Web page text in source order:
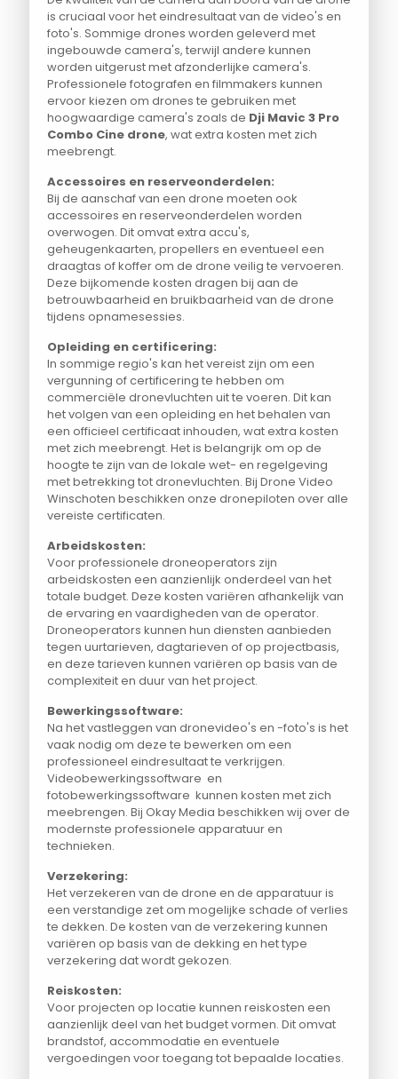
is cruciaal voor het eindresultaat van de video's en
foto's. Sommige drones worden geleverd met
ingebouwde camera's, terwijl andere kunnen
worden uitgerust met afzonderlijke camera's.
Professionele fotografen en filmmakers kunnen
ervoor kiezen om drones te gebruiken met
hoogwaardige camera's zoals de Dji Mavic 3 Pro
Combo Cine drone, wat extra kosten met zich
meebrengt.
Accessoires en reserveonderdelen:
Bij de aanschaf van een drone moeten ook
accessoires en reserveonderdelen worden
overwogen. Dit omvat extra accu's,
geheugenkaarten, propellers en eventueel een
draagtas of koffer om de drone veilig te vervoeren.
Deze bijkomende kosten dragen bij aan de
betrouwbaarheid en bruikbaarheid van de drone
tijdens opnamesessies.
Opleiding en certificering:
In sommige regio's kan het vereist zijn om een
vergunning of certificering te hebben om
commerciële dronevluchten uit te voeren. Dit kan
het volgen van een opleiding en het behalen van
een officieel certificaat inhouden, wat extra kosten
met zich meebrengt. Het is belangrijk om op de
hoogte te zijn van de lokale wet- en regelgeving
met betrekking tot dronevluchten. Bij Drone Video
Winschoten beschikken onze dronepiloten over alle
vereiste certificaten.
Arbeidskosten:
Voor professionele droneoperators zijn
arbeidskosten een aanzienlijk onderdeel van het
totale budget. Deze kosten variëren afhankelijk van
de ervaring en vaardigheden van de operator.
Droneoperators kunnen hun diensten aanbieden
tegen uurtarieven, dagtarieven of op projectbasis,
en deze tarieven kunnen variëren op basis van de
complexiteit en duur van het project.
Bewerkingssoftware:
Na het vastleggen van dronevideo's en -foto's is het
vaak nodig om deze te bewerken om een
professioneel eindresultaat te verkrijgen.
Videobewerkingssoftware en
fotobewerkingssoftware kunnen kosten met zich
meebrengen. Bij Okay Media beschikken wij over de
modernste professionele apparatuur en
technieken.
Verzekering:
Het verzekeren van de drone en de apparatuur is
een verstandige zet om mogelijke schade of verlies
te dekken. De kosten van de verzekering kunnen
variëren op basis van de dekking en het type
verzekering dat wordt gekozen.
Reiskosten:
Voor projecten op locatie kunnen reiskosten een
aanzienlijk deel van het budget vormen. Dit omvat
brandstof, accommodatie en eventuele
vergoedingen voor toegang tot bepaalde locaties.